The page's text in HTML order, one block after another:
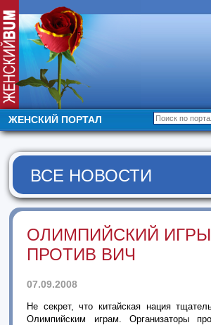
ЖЕНСКИЙ ПОРТАЛ
ВСЕ НОВОСТИ
ОЛИМПИЙСКИЙ ИГРЫ
ПРОТИВ ВИЧ
07.09.2008
Не секрет, что китайская нация
Олимпийским играм. Организаторы